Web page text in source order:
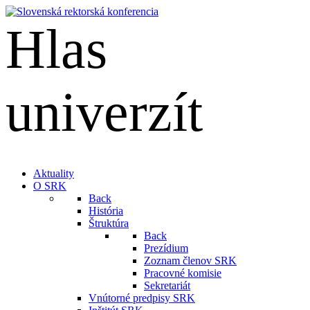
Hlas
univerzít
Aktuality
O SRK
Back
História
Štruktúra
Back
Prezídium
Zoznam členov SRK
Pracovné komisie
Sekretariát
Vnútorné predpisy SRK